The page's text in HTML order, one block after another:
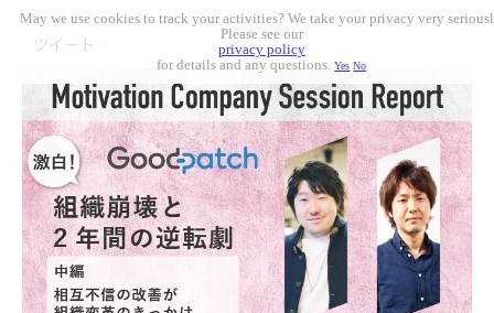
ツイート
May we use cookies to track your activities? We take your privacy very
Please see our
privacy policy
for details and any questions.Yes No